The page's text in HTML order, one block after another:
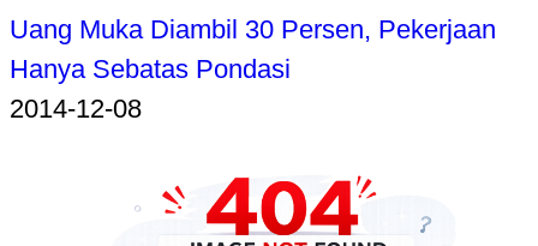
Uang Muka Diambil 30 Persen, Pekerjaan
Hanya Sebatas Pondasi
2014-12-08